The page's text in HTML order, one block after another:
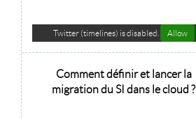
Twitter (timelines) is disabled. Allow
Comment définir et lancer la
migration du SI dans le cloud ?